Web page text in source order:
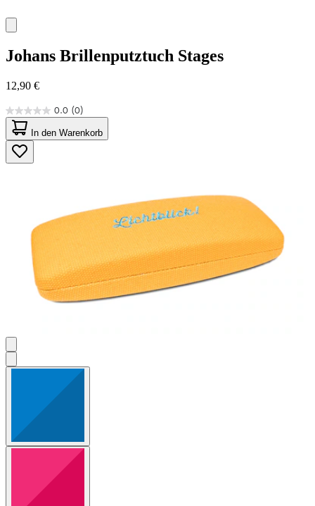
Johans Brillenputztuch Stages
12,90 €
0.0 (0)
0.0
von
5
Sternen.
In den Warenkorb